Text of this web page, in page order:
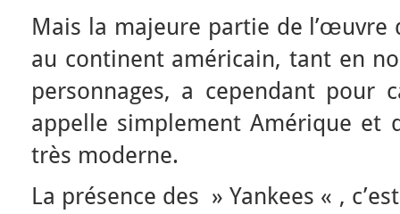
Mais la majeure partie de l’œuvre
au continent américain, tant en
personnages, a cependant pour
appelle simplement Amérique et
très moderne.
La présence des » Yankees « ,